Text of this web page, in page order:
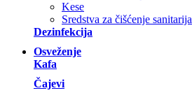
Kese
Sredstva za čišćenje sanitarija
Dezinfekcija
Osveženje
Kafa
Čajevi